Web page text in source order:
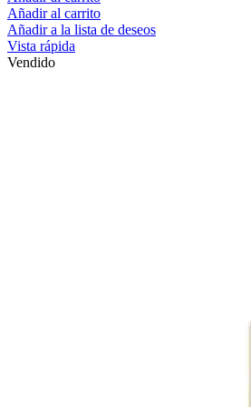
Añadir al carrito
Añadir a la lista de deseos
Vista rápida
Vendido